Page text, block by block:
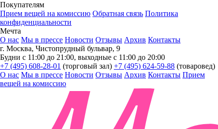
Покупателям
Прием вещей на комиссию Обратная связь Политика
конфиденциальности
Мечта
О нас Мы в прессе Новости Отзывы Архив Контакты
г. Москва, Чистопрудный бульвар, 9
Будни с 11:00 до 21:00, выходные с 11:00 до 20:00
+7 (495) 608-28-01 (торговый зал) +7 (495) 624-59-88 (товаровед)
О нас Мы в прессе Новости Отзывы Архив Контакты Прием
вещей на комиссию